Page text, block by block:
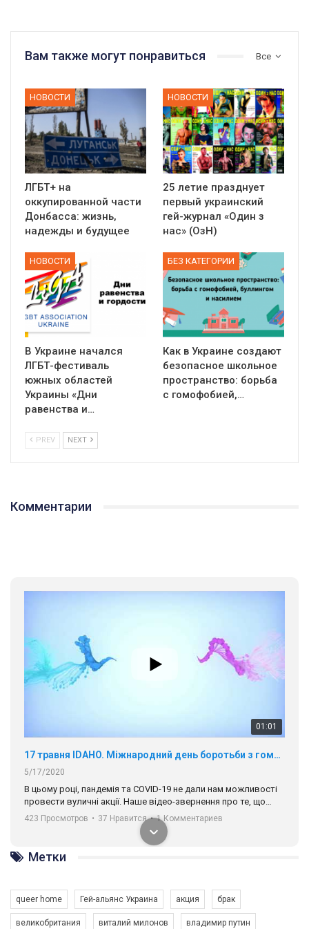
Все
Вам также могут понравиться
НОВОСТИ
ЛГБТ+ на
оккупированной части
Донбасса: жизнь,
надежды и будущее
НОВОСТИ
25 летие празднует
первый украинский
гей-журнал «Один з
нас» (ОзН)
НОВОСТИ
В Украине начался
ЛГБТ-фестиваль
южных областей
Украины «Дни
равенства и…
БЕЗ КАТЕГОРИИ
Как в Украине создают
безопасное школьное
пространство: борьба
с гомофобией,…
PREV NEXT
Комментарии
01:01
17 травня IDAHO. Міжнародний день боротьби з гомофобією трансфобією і біфобія.
5/17/2020
В цьому році, пандемія та COVІD-19 не дали нам можливості
провести вуличні акції. Наше відео-звернення про те, що
навіть коли ми у різних містах та не можемо зустрінеться, ми
разом. Ми закликаємо всіх хто поділяє цінності рівності та
солідарності, приєднатися до нас. Регіональні підрозділи
ГАУ є в 16 областях України.
Разом наш голос лунає гучніше!
423 Просмотров • 37 Нравится • 1 Комментариев
Метки
queer home Гей-альянс Украина акция брак
великобритания виталий милонов владимир путин